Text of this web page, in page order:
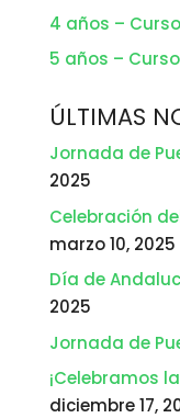
4 años –
5 años –
ÚLTIMAS
Jornada de
2025
Celebración
marzo 10, 2025
Día de
2025
Jornada de
¡Celebramos
diciembre 17,